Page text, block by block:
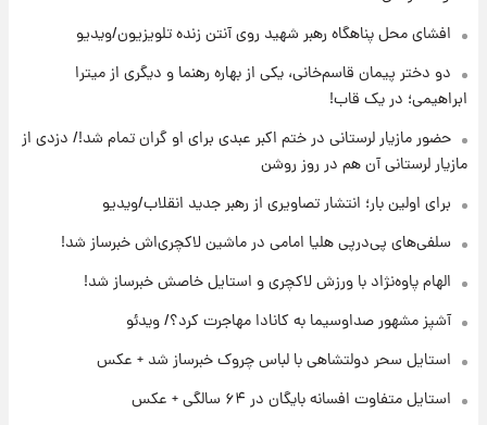
۲۰ ساعت پیش
۲۰ ساعت پیش
برای اولین بار؛ انتشار تصاویری از رهبر جدید
انقلاب/ویدیو
۲۱ ساعت پیش
تصاویر عمامه بستن به شیوه خاتمی/ویدیو
افشای محل پناهگاه‌ رهبر شهید روی آنتن زنده
افشای محل پناهگاه‌ رهبر شهید روی آنتن زنده تلویزیون/ویدیو
دو دختر پیمان قاسم‌خانی، یکی از بهاره رهنما و دیگری از میترا
ابراهیمی؛ در یک قاب!
حضور مازیار لرستانی در ختم اکبر عبدی برای او گران تمام شد!/ دزدی از
مازیار لرستانی آن هم در روز روشن
برای اولین بار؛ انتشار تصاویری از رهبر جدید انقلاب/ویدیو
سلفی‌های پی‌درپی هلیا امامی در ماشین لاکچری‌اش خبرساز شد!
الهام پاوه‌نژاد با ورزش لاکچری و استایل خاصش خبرساز شد!
آشپز مشهور صداوسیما به کانادا مهاجرت کرد؟/ ویدئو
استایل سحر دولتشاهی با لباس چروک خبرساز شد + عکس
استایل متفاوت افسانه بایگان در ۶۴ سالگی + عکس